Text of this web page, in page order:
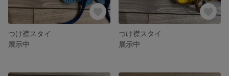
つけ襟スタイ
展示中
つけ襟スタイ
展示中